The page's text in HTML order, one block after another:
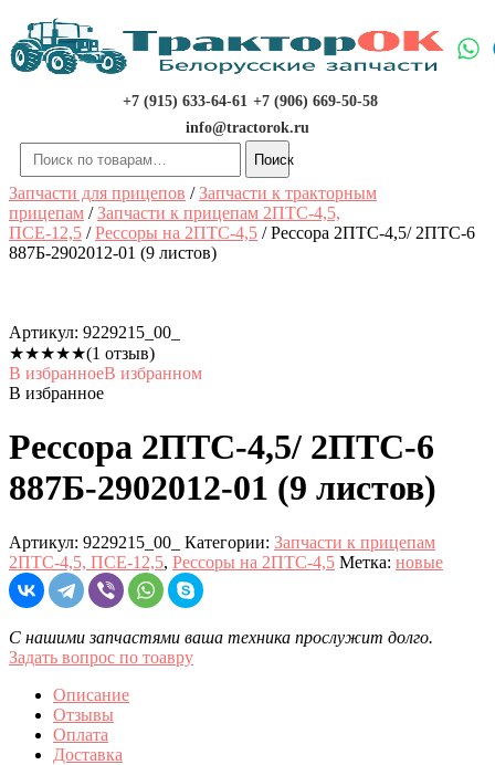
Перейти
содержимому
+7 (915) 633-64-61 +7 (906) 669-50-58
info@tractorok.ru
Искать:
Поиск
Запчасти для прицепов /Запчасти к тракторным
прицепам /Запчасти к прицепам 2ПТС-4,5,
ПСЕ-12,5 /Рессоры на 2ПТС-4,5 / Рессора 2ПТС-4,5/ 2ПТС-6
887Б-2902012-01 (9 листов)
Артикул: 9229215_00_
★★★★★(1 отзыв)
В избранноеВ избранном
В избранное
Рессора 2ПТС-4,5/ 2ПТС-6
887Б-2902012-01 (9 листов)
Артикул: 9229215_00_ Категории: Запчасти к прицепам
2ПТС-4,5, ПСЕ-12,5, Рессоры на 2ПТС-4,5 Метка: новые
С нашими запчастями ваша техника прослужит долго.
Задать вопрос по тоавру
Описание
Отзывы
Оплата
Доставка